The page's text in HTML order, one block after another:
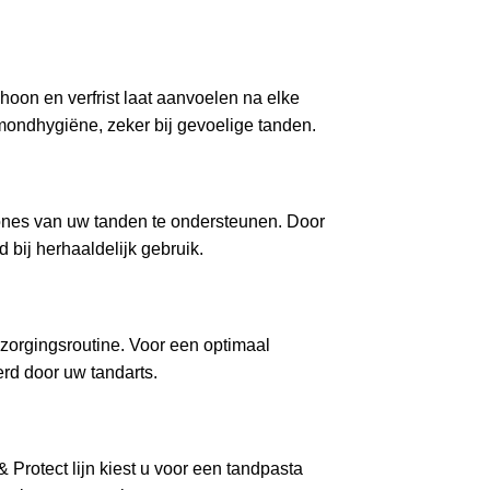
en verfrist laat aanvoelen na elke
zeker bij gevoelige tanden.
van uw tanden te ondersteunen. Door
bij herhaaldelijk gebruik.
Voor een optimaal
door uw tandarts.
Protect lijn kiest u voor een tandpasta